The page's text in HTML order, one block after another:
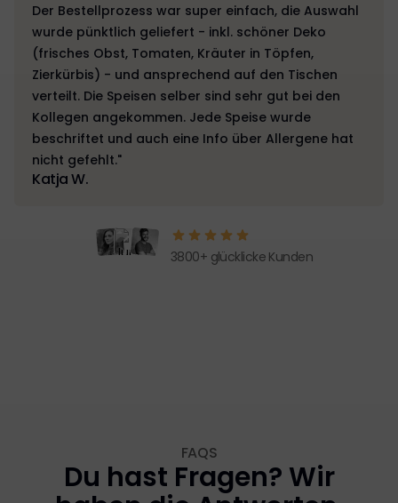
Der Bestellprozess war super einfach, die Auswahl
wurde pünktlich geliefert - inkl. schöner Deko
(frisches Obst, Tomaten, Kräuter in Töpfen,
Zierkürbis) - und ansprechend auf den Tischen
verteilt. Die Speisen selber sind sehr gut bei den
Kollegen angekommen. Jede Speise wurde
beschriftet und auch eine Info über Allergene hat
nicht gefehlt."
Katja W.
3800+ glücklicke Kunden
FAQS
Du hast Fragen? Wir